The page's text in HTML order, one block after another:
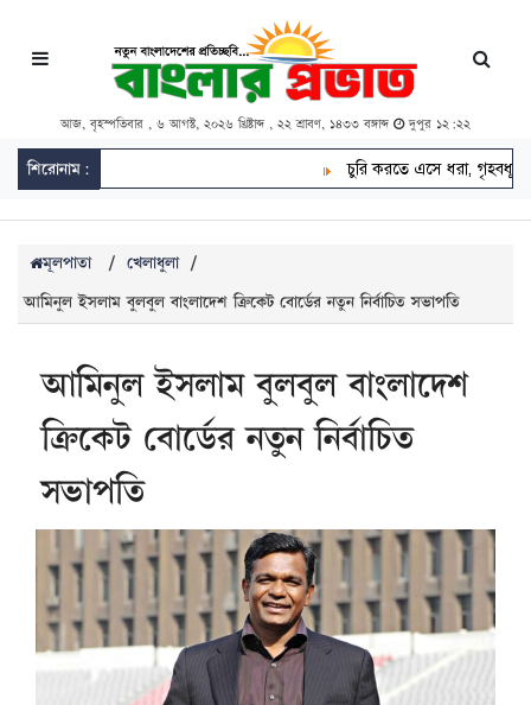
আজ, বৃহস্পতিবার , ৬ আগস্ট, ২০২৬ খ্রিষ্টাব্দ , ২২ শ্রাবণ, ১৪৩৩ বঙ্গাব্দ দুপুর ১২:২২
শিরোনাম: চুরি করতে এসে ধরা, গৃহবধূর
মূলপাতা / খেলাধুলা /
আমিনুল ইসলাম বুলবুল বাংলাদেশ ক্রিকেট বোর্ডের নতুন নির্বাচিত সভাপতি
আমিনুল ইসলাম বুলবুল বাংলাদেশ
ক্রিকেট বোর্ডের নতুন নির্বাচিত
সভাপতি